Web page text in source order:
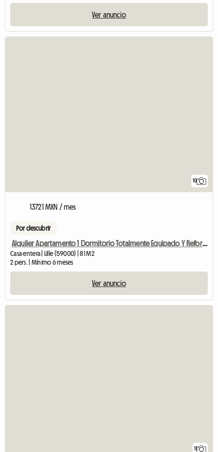
Ver anuncio
10
13721 MXN / mes
Por descubrir
Alquiler Apartamento 1 Dormitorio Totalmente Equipado Y Reformado
Casa entera | Lille (59000) | 81 M2
2 pers. | Mínimo 6 meses
Ver anuncio
11